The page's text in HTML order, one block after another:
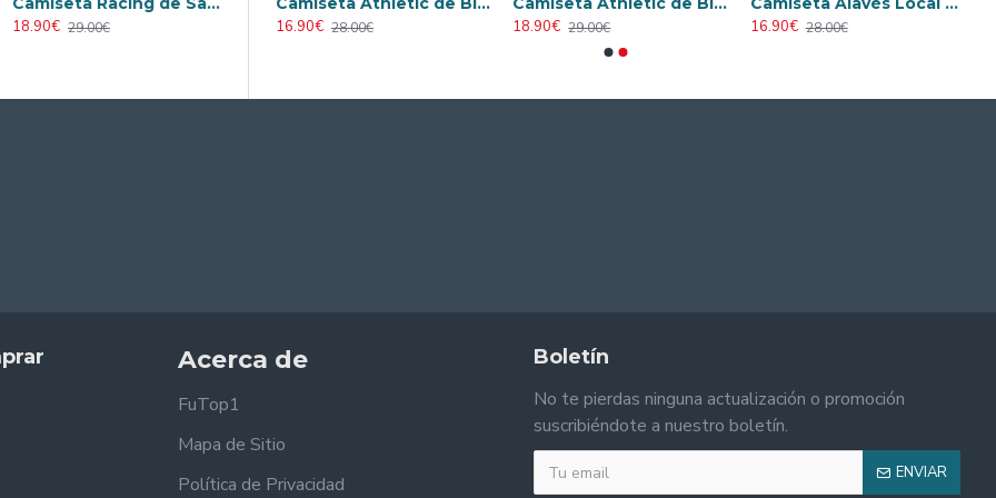
18.90€ 29.00€
23.90€ 31.00€
16.90€
28.00€
18.90€
29.00€
16.90€
28.00€
Acerca de
FuTop1
Mapa de Sitio
Política de Privacidad
Boletín
No te pierdas ninguna actualización o promoción
suscribiéndote a nuestro boletín.
ENVIAR